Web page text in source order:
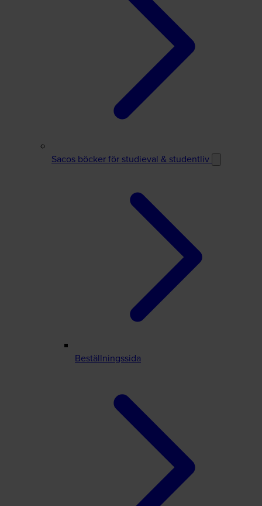
Sacos böcker för studieval & studentliv
Beställningssida